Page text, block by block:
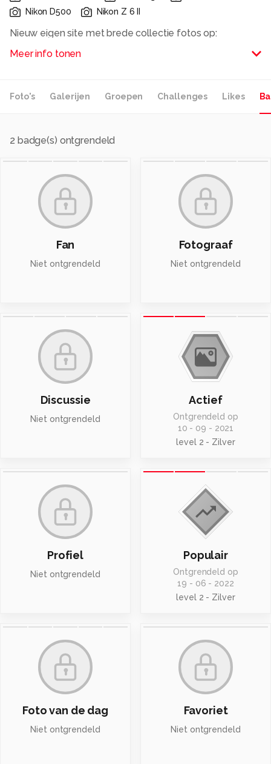
Nikon D500
Nikon Z 6 II
Nieuw eigen site met brede collectie fotos op:
www.leoverkoelen.nl
Meer info tonen
Foto's Galerijen Groepen Challenges Likes
2 badge(s) ontgrendeld
Fan
Niet ontgrendeld
Fotograaf
Niet ontgrendeld
Discussie
Niet ontgrendeld
Actief
Ontgrendeld op
10 - 09 - 2021
level 2 - Zilver
Profiel
Niet ontgrendeld
Populair
Ontgrendeld op
19 - 06 - 2022
level 2 - Zilver
Foto van de dag
Niet ontgrendeld
Favoriet
Niet ontgrendeld